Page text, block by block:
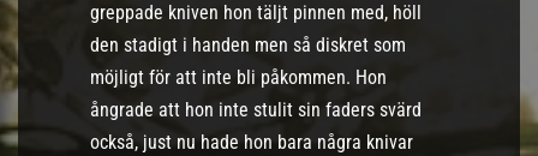
greppade kniven hon täljt pinnen med, höll
den stadigt i handen men så diskret som
möjligt för att inte bli påkommen. Hon
ångrade att hon inte stulit sin faders svärd
också, just nu hade hon bara några knivar